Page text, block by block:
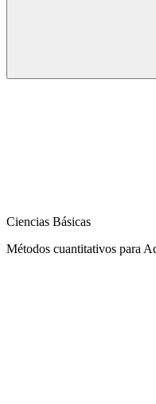
Ciencias Básicas
Métodos cuantitativos para